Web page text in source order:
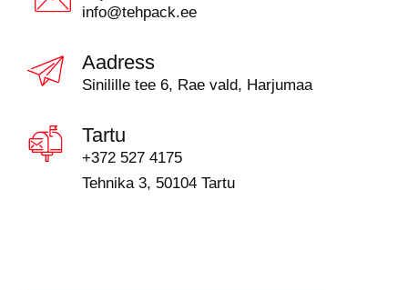
info@tehpack.ee
Aadress
Sinilille tee 6, Rae vald, Harjumaa
Tartu
+372 527 4175
Tehnika 3, 50104 Tartu